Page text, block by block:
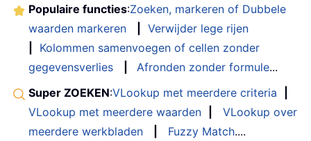
Populaire functies:Zoeken, markeren of Dubbele
waarden markeren
Verwijder lege rijen
Kolommen samenvoegen of cellen zonder
gegevensverlies
Afronden zonder formule...
Super ZOEKEN:VLookup met meerdere criteria
VLookup met meerdere waarden
VLookup over
meerdere werkbladen
Fuzzy Match....